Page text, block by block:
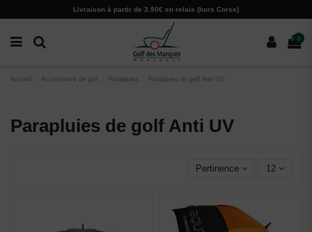
Livraison à partir de 3.90€ en relais (hors Corse)
0
Accueil Accessoires de golf Parapluies Parapluies de golf Anti UV
Parapluies de golf Anti UV
Pertinence 12
Paramètres des cookies